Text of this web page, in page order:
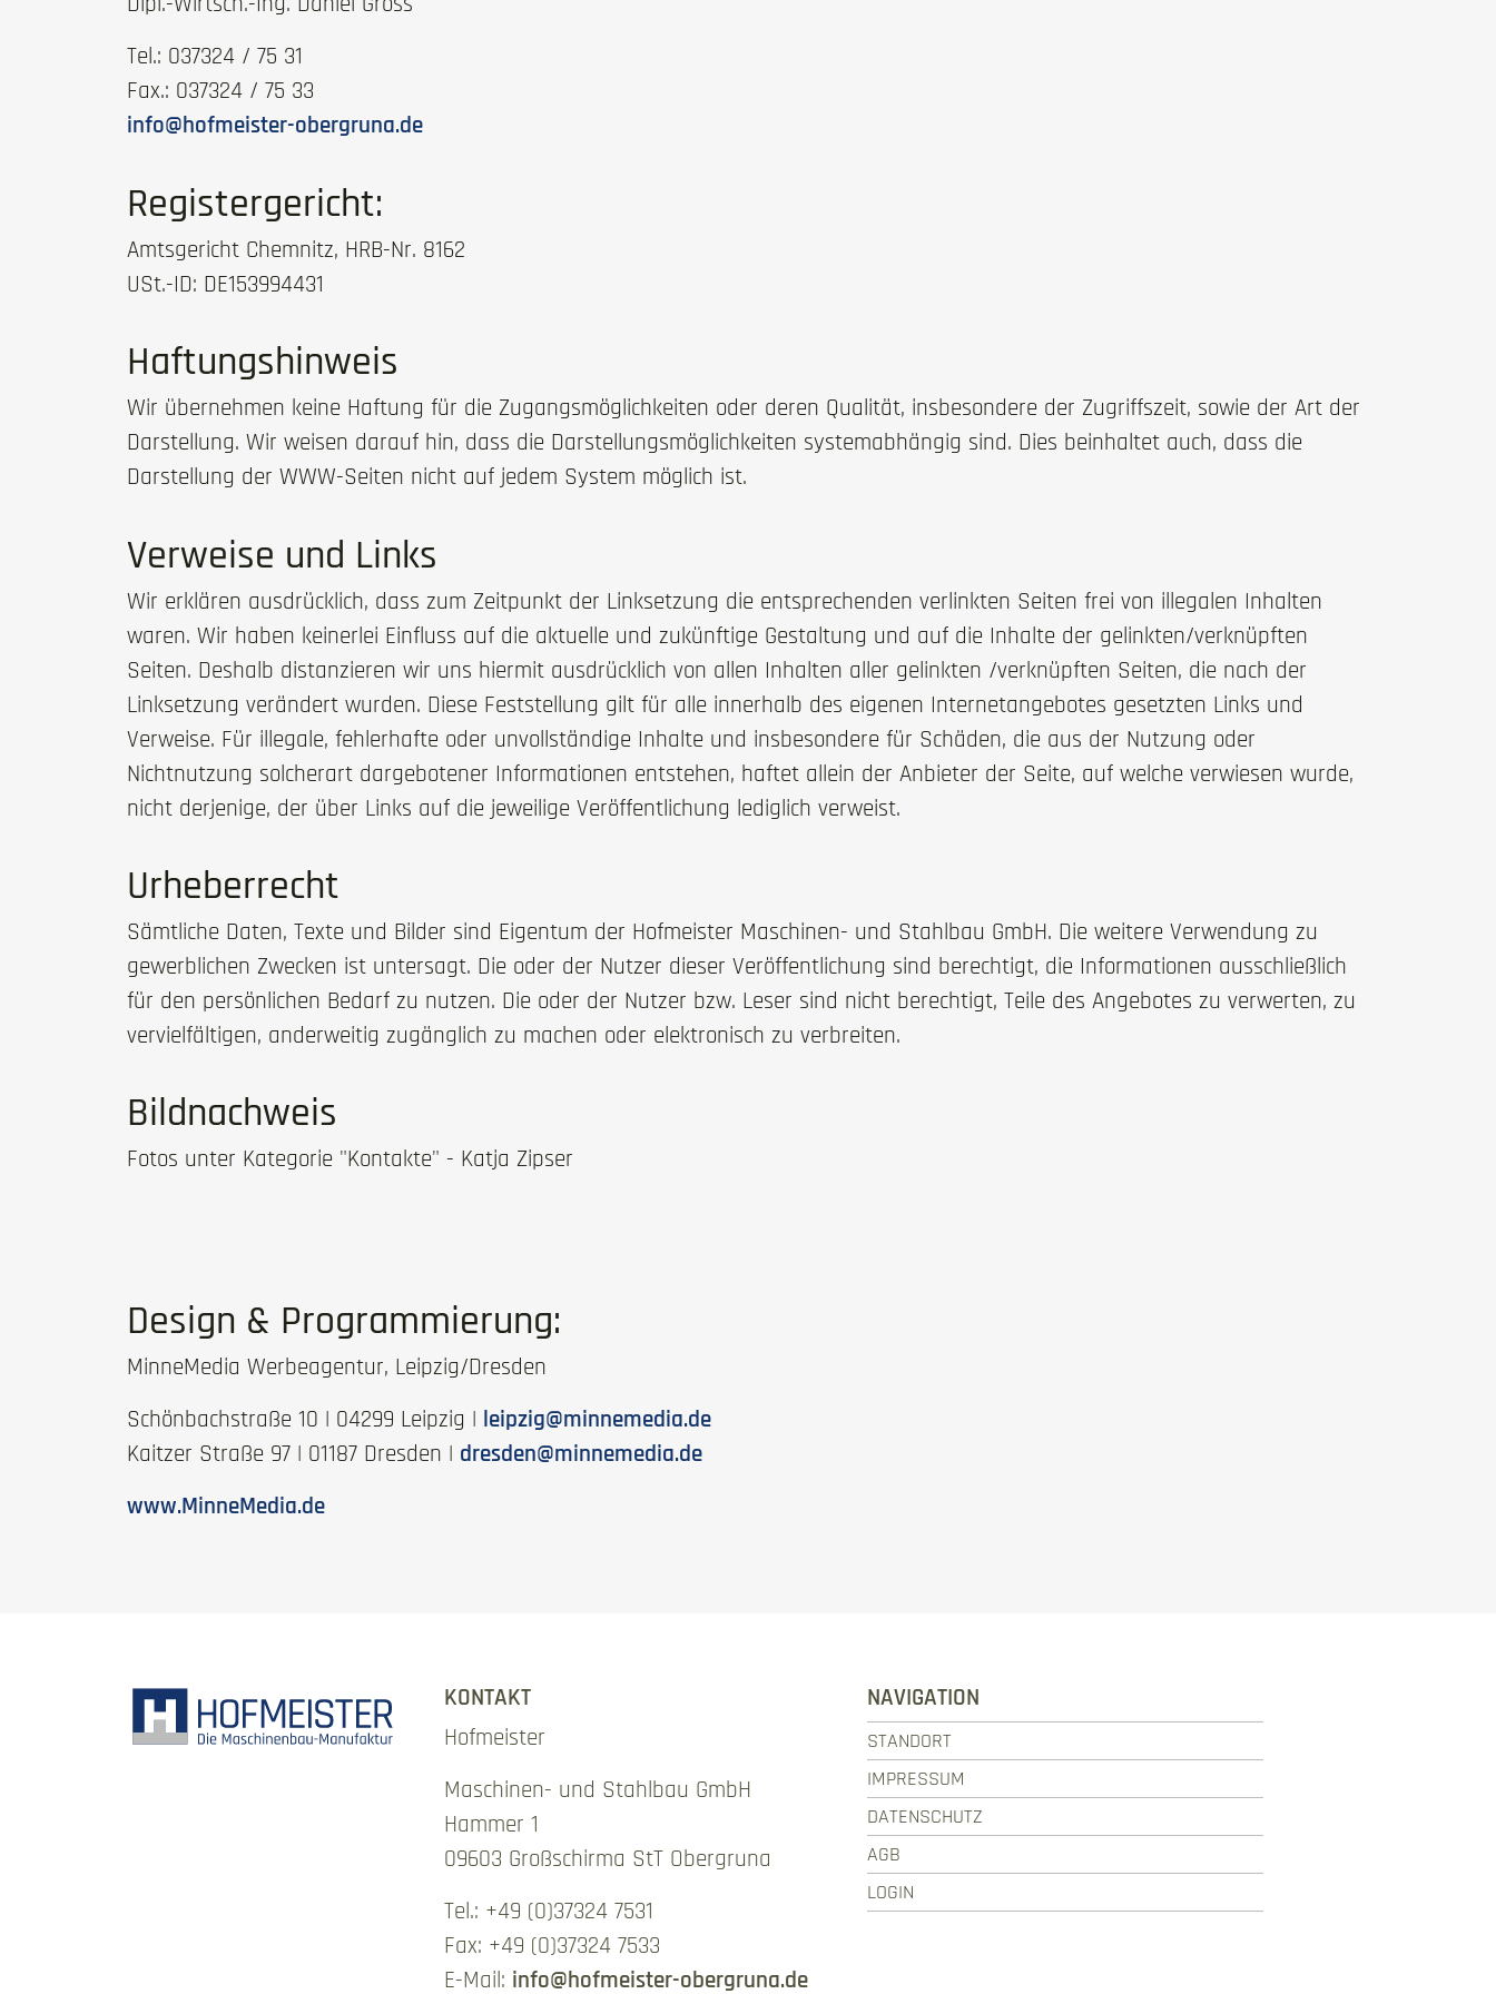
Tel.: 037324 / 75 31
Fax.: 037324 / 75 33
info@hofmeister-obergruna.de
Registergericht:
Amtsgericht Chemnitz, HRB-Nr. 8162
USt.-ID: DE153994431
Haftungshinweis
Wir übernehmen keine Haftung für die Zugangsmöglichkeiten oder deren Qualität, insbesondere der Zugriffszeit, sowie der Art der
Darstellung. Wir weisen darauf hin, dass die Darstellungsmöglichkeiten systemabhängig sind. Dies beinhaltet auch, dass die
Darstellung der WWW-Seiten nicht auf jedem System möglich ist.
Verweise und Links
Wir erklären ausdrücklich, dass zum Zeitpunkt der Linksetzung die entsprechenden verlinkten Seiten frei von illegalen Inhalten
waren. Wir haben keinerlei Einfluss auf die aktuelle und zukünftige Gestaltung und auf die Inhalte der gelinkten/verknüpften
Seiten. Deshalb distanzieren wir uns hiermit ausdrücklich von allen Inhalten aller gelinkten /verknüpften Seiten, die nach der
Linksetzung verändert wurden. Diese Feststellung gilt für alle innerhalb des eigenen Internetangebotes gesetzten Links und
Verweise. Für illegale, fehlerhafte oder unvollständige Inhalte und insbesondere für Schäden, die aus der Nutzung oder
Nichtnutzung solcherart dargebotener Informationen entstehen, haftet allein der Anbieter der Seite, auf welche verwiesen wurde,
nicht derjenige, der über Links auf die jeweilige Veröffentlichung lediglich verweist.
Urheberrecht
Sämtliche Daten, Texte und Bilder sind Eigentum der Hofmeister Maschinen- und Stahlbau GmbH. Die weitere Verwendung zu
gewerblichen Zwecken ist untersagt. Die oder der Nutzer dieser Veröffentlichung sind berechtigt, die Informationen ausschließlich
für den persönlichen Bedarf zu nutzen. Die oder der Nutzer bzw. Leser sind nicht berechtigt, Teile des Angebotes zu verwerten, zu
vervielfältigen, anderweitig zugänglich zu machen oder elektronisch zu verbreiten.
Bildnachweis
Fotos unter Kategorie "Kontakte" - Katja Zipser
Design & Programmierung:
MinneMedia Werbeagentur, Leipzig/Dresden
Schönbachstraße 10 | 04299 Leipzig | leipzig@minnemedia.de
Kaitzer Straße 97 | 01187 Dresden | dresden@minnemedia.de
www.MinneMedia.de
KONTAKT
Hofmeister
Maschinen- und Stahlbau GmbH
Hammer 1
09603 Großschirma StT Obergruna
Tel.: +49 (0)37324 7531‬
Fax: +49 (0)37324 7533‬
E-Mail: info@hofmeister-obergruna.de
NAVIGATION
STANDORT
IMPRESSUM
DATENSCHUTZ
AGB
LOGIN